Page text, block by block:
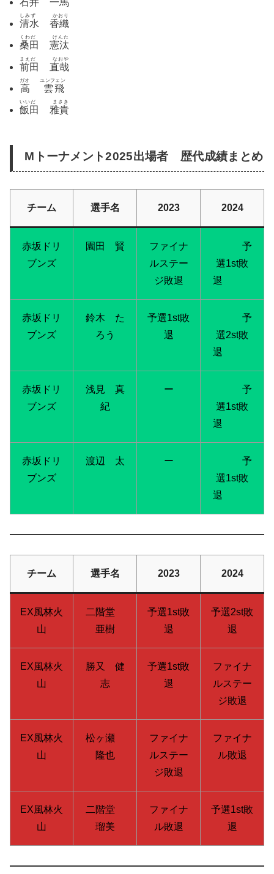
石井 一馬
清水 香織
しみず かおり
桑田 憲汰
くわだ けんた
前田 直哉
まえだ なおや
高 雲飛
ガオ ユンフェン
飯田 雅貴
いいだ まさき
Mトーナメント2025出場者 歴代成績まとめ
チーム 選手名 2023 2024
赤坂ドリ
ブンズ
園田 賢
ファイナ
ルステー
ジ敗退
予
選1st敗
退
赤坂ドリ
ブンズ
鈴木 た
ろう
予選1st敗
退
予
選2st敗
退
赤坂ドリ
ブンズ
浅見 真
紀
ー
予
選1st敗
退
赤坂ドリ
ブンズ
渡辺 太 ー
予
選1st敗
退
チーム 選手名 2023 2024
EX風林火
山
二階堂
亜樹
予選1st敗
退
予選2st敗
退
EX風林火
山
勝又 健
志
予選1st敗
退
ファイナ
ルステー
ジ敗退
EX風林火
山
松ヶ瀬
隆也
ファイナ
ルステー
ジ敗退
ファイナ
ル敗退
EX風林火
山
二階堂
瑠美
ファイナ
ル敗退
予選1st敗
退